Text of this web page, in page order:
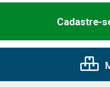
Cadastre-